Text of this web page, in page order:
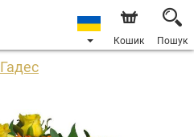
Кошик Пошук
Гадес